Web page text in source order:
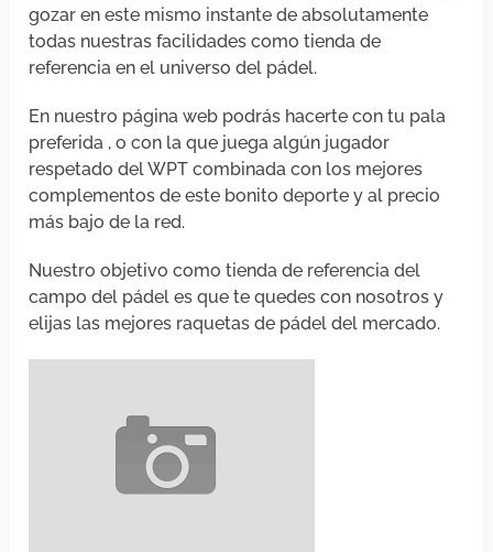
gozar en este mismo instante de absolutamente
todas nuestras facilidades como tienda de
referencia en el universo del pádel.
En nuestro página web podrás hacerte con tu pala
preferida , o con la que juega algún jugador
respetado del WPT combinada con los mejores
complementos de este bonito deporte y al precio
más bajo de la red.
Nuestro objetivo como tienda de referencia del
campo del pádel es que te quedes con nosotros y
elijas las mejores raquetas de pádel del mercado.